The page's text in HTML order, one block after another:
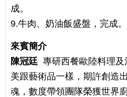
成。
9.牛肉、奶油飯盛盤，完成。
來賓簡介
陳冠廷 專研西餐歐陸料理
美跟藝術品一樣，期許創造
魂，數度帶領團隊榮獲世界